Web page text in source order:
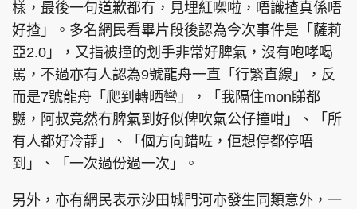
樣，最後一句道歉都冇，見埋紅㗎啦，唔識揸真係唔
好揸」。多名網民看畢片段後認為今次事件是「薩莉
亞2.0」，又指被撞的划手非常好脾氣，沒有咆哮喝
罵，不過亦有人認為9號龍舟一直「行緊直線」，反
而是7號龍舟「爬到轉晒彎」，「我隔住mon睇都
嬲，阿叔竟然冇脾氣到好似俾吹氣公仔撞咁」、「所
有人都好冷靜」、「個方向錯咗，佢想停都停唔
到」、「一次過份過一次」。
另外，亦有網民表示沙田城門河亦發生同類意外，一